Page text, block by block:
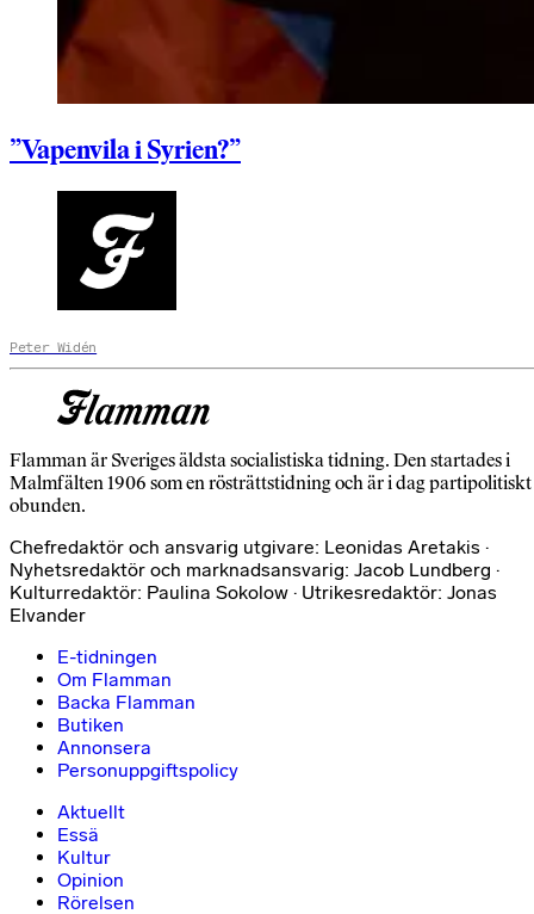
”Vapenvila i Syrien?”
Peter Widén
Flamman är Sveriges äldsta socialistiska tidning. Den startades i
Malmfälten 1906 som en rösträttstidning och är i dag partipolitiskt
obunden.
Chefredaktör och ansvarig utgivare: Leonidas Aretakis ·
Nyhetsredaktör och marknadsansvarig: Jacob Lundberg ·
Kulturredaktör: Paulina Sokolow · Utrikesredaktör: Jonas
Elvander
E-tidningen
Om Flamman
Backa Flamman
Butiken
Annonsera
Personuppgiftspolicy
Aktuellt
Essä
Kultur
Opinion
Rörelsen